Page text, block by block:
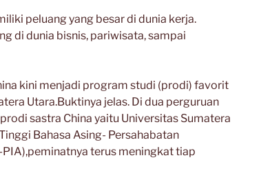
peluang yang besar di dunia kerja.
di dunia bisnis, pariwisata, sampai
kini menjadi program studi (prodi) favorit
Utara.Buktinya jelas. Di dua perguruan
sastra China yaitu Universitas Sumatera
Bahasa Asing- Persahabatan
terus meningkat tiap